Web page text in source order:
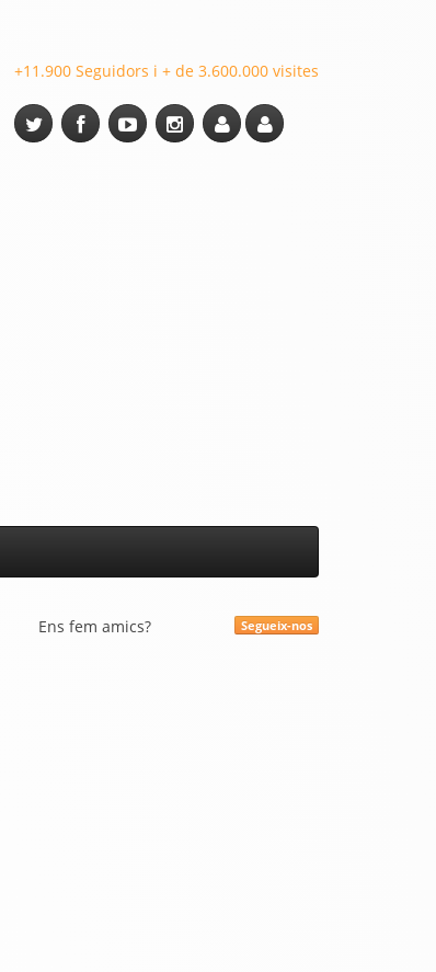
+11.900 Seguidors i + de 3.600.000 visites
Segueix-nos
Ens fem amics?